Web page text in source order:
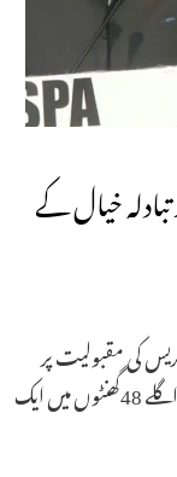
خیال کے
کی مقبولیت پر
مسلسل کمی سے مایوسی کے ساتھ جی 23قائدین نے اگلے 48گھنٹوں میں ایک